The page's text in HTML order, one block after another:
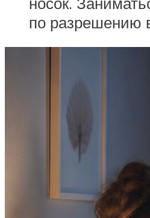
по разрешению